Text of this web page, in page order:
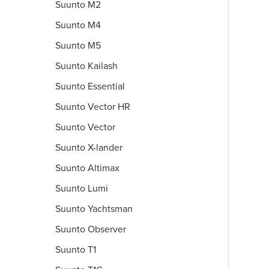
Suunto M2
Suunto M4
Suunto M5
Suunto Kailash
Suunto Essential
Suunto Vector HR
Suunto Vector
Suunto X-lander
Suunto Altimax
Suunto Lumi
Suunto Yachtsman
Suunto Observer
Suunto T1